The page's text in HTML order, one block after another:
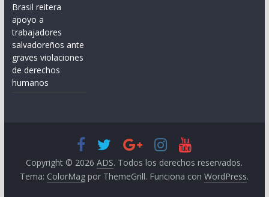
Brasil reitera
apoyo a
trabajadores
salvadoreños ante
graves violaciones
de derechos
humanos
Copyright © 2026ADS. Todos los derechos reservados.
Tema: ColorMag por ThemeGrill. Funciona conWordPress.